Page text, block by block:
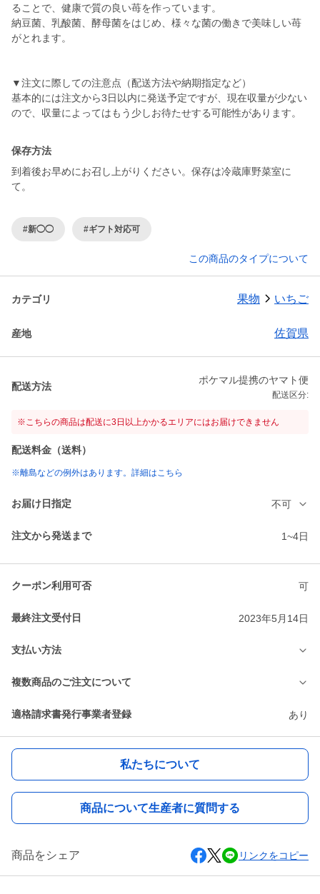
ることで、健康で質の良い苺を作っています。
納豆菌、乳酸菌、酵母菌をはじめ、様々な菌の働きで美味しい苺
がとれます。
▼注文に際しての注意点（配送方法や納期指定など）
基本的には注文から3日以内に発送予定ですが、現在収量が少ない
ので、収量によってはもう少しお待たせする可能性があります。
保存方法
到着後お早めにお召し上がりください。保存は冷蔵庫野菜室に
て。
#新◯◯ #ギフト対応可
この商品のタイプについて
カテゴリ 果物 いちご
産地 佐賀県
配送方法
ポケマル提携のヤマト便
配送区分:
※こちらの商品は配送に3日以上かかるエリアにはお届けできません
配送料金（送料）
※離島などの例外はあります。詳細はこちら
お届け日指定 不可
注文から発送まで 1~4日
クーポン利用可否 可
最終注文受付日 2023年5月14日
支払い方法
複数商品のご注文について
適格請求書発行事業者登録 あり
私たちについて
商品について生産者に質問する
商品をシェア リンクをコピー